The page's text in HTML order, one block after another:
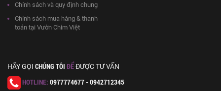
Chính sách và quy định chung
Chính sách mua hàng & thanh
toán tại Vườn Chim Việt
HÃY GỌI CHÚNG TÔI ĐỂĐƯỢC TƯ VẤN
HOTLINE: 0977774677 - 0942712345